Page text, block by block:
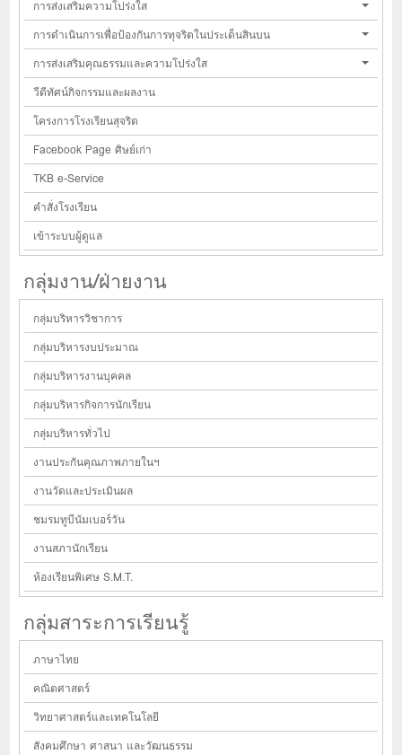
การส่งเสริมความโปร่งใส
การดำเนินการเพื่อป้องกันการทุจริตในประเด็นสินบน
การส่งเสริมคุณธรรมและความโปร่งใส
วีดีทัศน์กิจกรรมและผลงาน
โครงการโรงเรียนสุจริต
Facebook Page ศิษย์เก่า
TKB e-Service
คำสั่งโรงเรียน
เข้าระบบผู้ดูแล
กลุ่มงาน/ฝ่ายงาน
กลุ่มบริหารวิชาการ
กลุ่มบริหารงบประมาณ
กลุ่มบริหารงานบุคคล
กลุ่มบริหารกิจการนักเรียน
กลุ่มบริหารทั่วไป
งานประกันคุณภาพภายในฯ
งานวัดและประเมินผล
ชมรมทูบีนัมเบอร์วัน
งานสภานักเรียน
ห้องเรียนพิเศษ S.M.T.
กลุ่มสาระการเรียนรู้
ภาษาไทย
คณิตศาสตร์
วิทยาศาสตร์และเทคโนโลยี
สังคมศึกษา ศาสนา และวัฒนธรรม